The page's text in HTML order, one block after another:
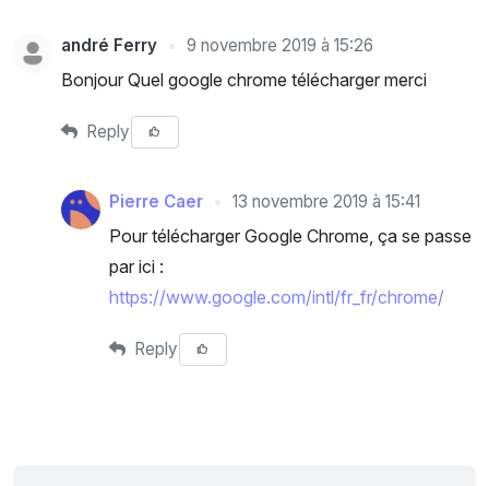
andré Ferry 9 novembre 2019 à 15:26
Bonjour Quel google chrome télécharger merci
Reply
Pierre Caer 13 novembre 2019 à 15:41
Pour télécharger Google Chrome, ça se passe
par ici :
https://www.google.com/intl/fr_fr/chrome/
Reply